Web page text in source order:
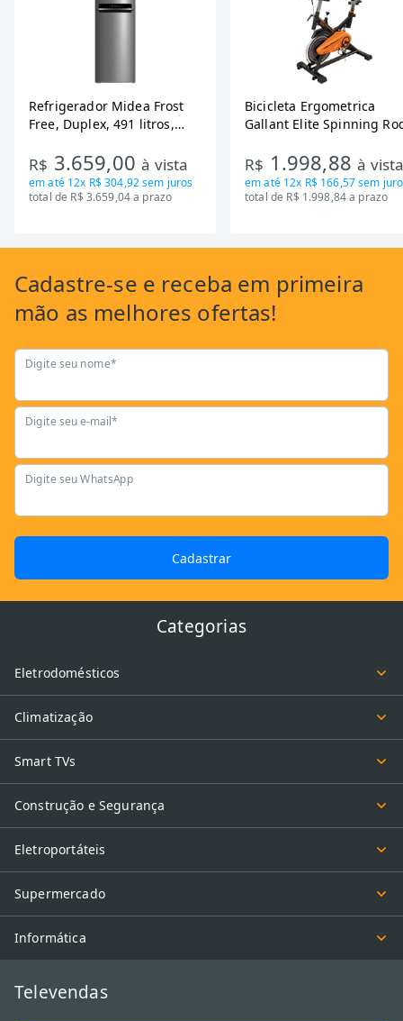
Refrigerador Midea Frost
Free, Duplex, 491 litros,
RT650EVK463)
R$ 3.659,00à vista
em até 12x R$ 304,92sem juros
total de R$ 3.659,04 a prazo
Bicicleta Ergometrica
Gallant Elite Spinning
Mecanica GSB13HBTA-PT
R$ 1.998,88à
em até 12x R$ 166,57sem
total de R$ 1.998,84 a prazo
Cadastre-se e receba em primeira
mão as melhores ofertas!
Digite seu nome*
Digite seu e-mail*
Digite seu WhatsApp
Cadastrar
Categorias
Eletrodomésticos
Climatização
Smart TVs
Construção e Segurança
Eletroportáteis
Supermercado
Informática
Televendas